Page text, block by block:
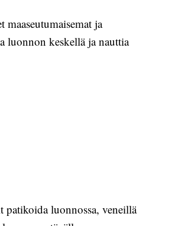
ja
luonnon keskellä ja nauttia
luonnossa, veneillä